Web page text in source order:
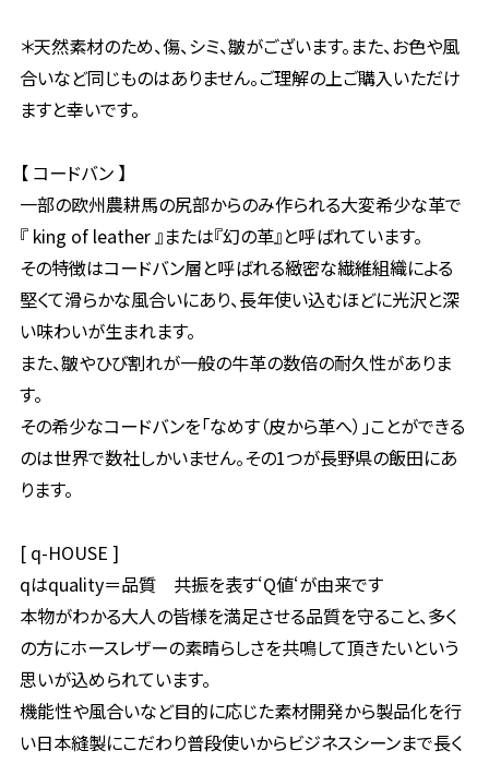
＊天然素材のため、傷、シミ、皺がございます。また、お色や風
合いなど同じものはありません。ご理解の上ご購入いただけ
ますと幸いです。
【 コードバン 】
一部の欧州農耕馬の尻部からのみ作られる大変希少な革で
『 king of leather 』または『幻の革』と呼ばれています。
その特徴はコードバン層と呼ばれる緻密な繊維組織による
堅くて滑らかな風合いにあり、長年使い込むほどに光沢と深
い味わいが生まれます。
また、皺やひび割れが一般の牛革の数倍の耐久性がありま
す。
その希少なコードバンを「なめす（皮から革へ）」ことができる
のは世界で数社しかいません。その1つが長野県の飯田にあ
ります。
[ q-HOUSE ]
qはquality＝品質 共振を表す‘Q値‘が由来です
本物がわかる大人の皆様を満足させる品質を守ること、多く
の方にホースレザーの素晴らしさを共鳴して頂きたいという
思いが込められています。
機能性や風合いなど目的に応じた素材開発から製品化を行
い日本縫製にこだわり普段使いからビジネスシーンまで長く